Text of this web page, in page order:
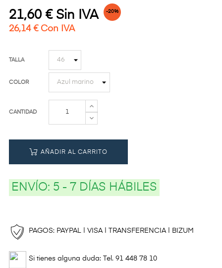
21,60 € Sin IVA -20%
26,14 € Con IVA
TALLA
COLOR
CANTIDAD
AÑADIR AL CARRITO
ENVÍO: 5 - 7 DÍAS HÁBILES
PAGOS: PAYPAL | VISA | TRANSFERENCIA | BIZUM
Si tienes alguna duda: Tel. 91 448 78 10